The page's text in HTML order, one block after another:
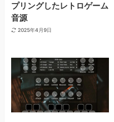
プリングしたレトロゲーム
音源
2025年4月9日